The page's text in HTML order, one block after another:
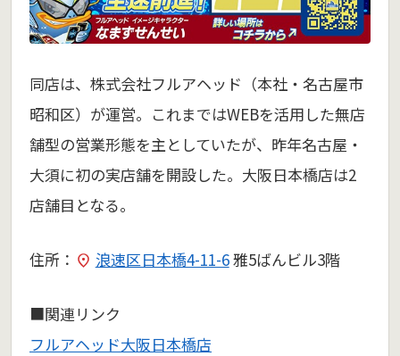
同店は、株式会社フルアヘッド（本社・名古屋市
昭和区）が運営。これまではWEBを活用した無店
舗型の営業形態を主としていたが、昨年名古屋・
大須に初の実店舗を開設した。大阪日本橋店は2
店舗目となる。
住所： 浪速区日本橋4-11-6雅5ばんビル3階
■関連リンク
フルアヘッド大阪日本橋店